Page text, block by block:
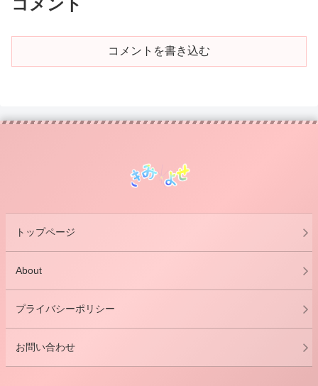
コメントを書き込む
トップページ
About
プライバシーポリシー
お問い合わせ